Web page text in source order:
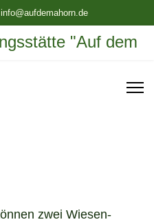
info@aufdemahorn.de
zwei Wiesen-